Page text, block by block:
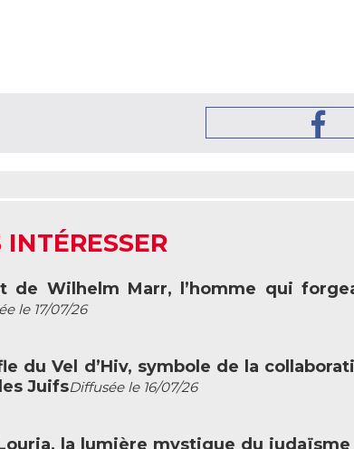
de Wilhelm Marr, l’homme qui
le 17/07/26
du Vel d’Hiv, symbole de la
JuifsDiffusée le 16/07/26
Louria, la lumière mystique du judaïsme